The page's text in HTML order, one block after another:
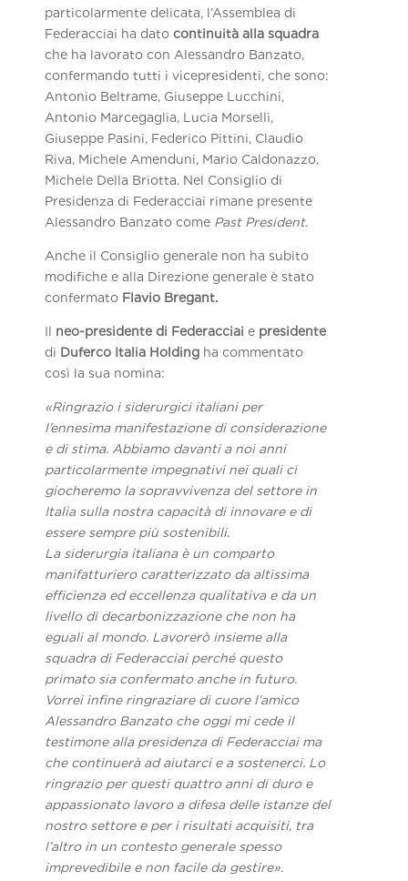
particolarmente delicata, l’Assemblea di
Federacciai ha datocontinuità alla squadra
che ha lavorato con Alessandro Banzato,
confermando tutti i vicepresidenti, che sono:
Antonio Beltrame, Giuseppe Lucchini,
Antonio Marcegaglia, Lucia Morselli,
Giuseppe Pasini, Federico Pittini, Claudio
Riva, Michele Amenduni, Mario Caldonazzo,
Michele Della Briotta. Nel Consiglio di
Presidenza di Federacciai rimane presente
Alessandro Banzato come Past President.
Anche il Consiglio generale non ha subito
modifiche e alla Direzione generale è stato
confermato Flavio Bregant.
Il neo-presidente di Federacciaie presidente
di Duferco Italia Holding ha commentato
così la sua nomina:
«Ringrazio i siderurgici italiani per
l’ennesima manifestazione di considerazione
e di stima. Abbiamo davanti a noi anni
particolarmente impegnativi nei quali ci
giocheremo la sopravvivenza del settore in
Italia sulla nostra capacità di innovare e di
essere sempre più sostenibili.
La siderurgia italiana è un comparto
manifatturiero caratterizzato da altissima
efficienza ed eccellenza qualitativa e da un
livello di decarbonizzazione che non ha
eguali al mondo. Lavorerò insieme alla
squadra di Federacciai perché questo
primato sia confermato anche in futuro.
Vorrei infine ringraziare di cuore l’amico
Alessandro Banzato che oggi mi cede il
testimone alla presidenza di Federacciai ma
che continuerà ad aiutarci e a sostenerci. Lo
ringrazio per questi quattro anni di duro e
appassionato lavoro a difesa delle istanze del
nostro settore e per i risultati acquisiti, tra
l’altro in un contesto generale spesso
imprevedibile e non facile da gestire».